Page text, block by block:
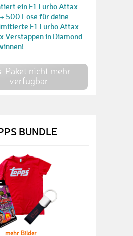
ein F1 Turbo Attax
500 Lose für deine
F1 Turbo Attax
Verstappen in Diamond
Paket nicht mehr
verfügbar
BUNDLE
mehr Bilder